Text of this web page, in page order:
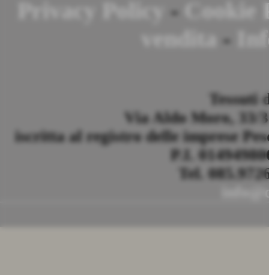
Privacy Policy -
vendita -
Tessuti
Via Aldo Moro, 33/
iscritta al registro delle imprese
P.I.
Tel.